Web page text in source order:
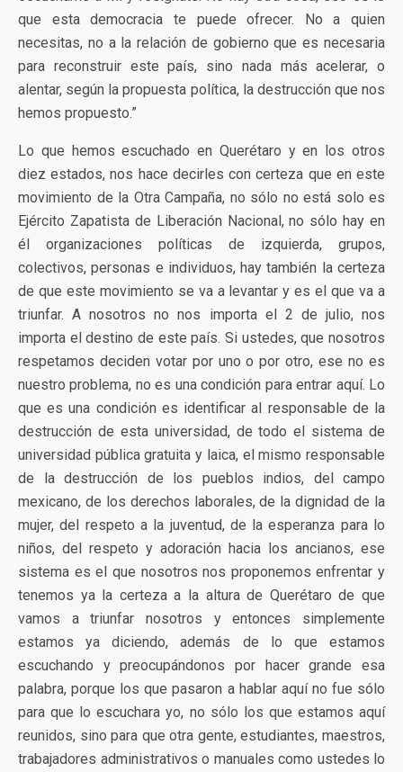
que esta democracia te puede ofrecer. No a quien
necesitas, no a la relación de gobierno que es necesaria
para reconstruir este país, sino nada más acelerar, o
alentar, según la propuesta política, la destrucción que nos
hemos propuesto.”
Lo que hemos escuchado en Querétaro y en los otros
diez estados, nos hace decirles con certeza que en este
movimiento de la Otra Campaña, no sólo no está solo es
Ejército Zapatista de Liberación Nacional, no sólo hay en
él organizaciones políticas de izquierda, grupos,
colectivos, personas e individuos, hay también la certeza
de que este movimiento se va a levantar y es el que va a
triunfar. A nosotros no nos importa el 2 de julio, nos
importa el destino de este país. Si ustedes, que nosotros
respetamos deciden votar por uno o por otro, ese no es
nuestro problema, no es una condición para entrar aquí. Lo
que es una condición es identificar al responsable de la
destrucción de esta universidad, de todo el sistema de
universidad pública gratuita y laica, el mismo responsable
de la destrucción de los pueblos indios, del campo
mexicano, de los derechos laborales, de la dignidad de la
mujer, del respeto a la juventud, de la esperanza para lo
niños, del respeto y adoración hacia los ancianos, ese
sistema es el que nosotros nos proponemos enfrentar y
tenemos ya la certeza a la altura de Querétaro de que
vamos a triunfar nosotros y entonces simplemente
estamos ya diciendo, además de lo que estamos
escuchando y preocupándonos por hacer grande esa
palabra, porque los que pasaron a hablar aquí no fue sólo
para que lo escuchara yo, no sólo los que estamos aquí
reunidos, sino para que otra gente, estudiantes, maestros,
trabajadores administrativos o manuales como ustedes lo